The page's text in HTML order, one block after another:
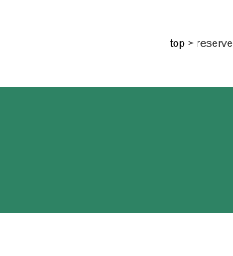
top > reserve